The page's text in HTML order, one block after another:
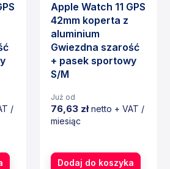
/
Apple Watch 11 GPS
42mm koperta z
aluminium
Gwiezdna szarość
+ pasek sportowy
S/M
Już od
76,63 złnetto + VAT /
miesiąc
Dodaj do koszyka